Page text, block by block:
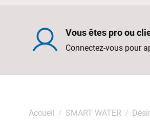
Vous êtes pro ou
Connectez-vous pour
Accueil SMART WATER